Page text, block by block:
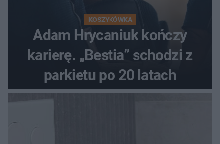
KOSZYKÓWKA
Adam Hrycaniuk kończy
karierę. „Bestia” schodzi z
parkietu po 20 latach